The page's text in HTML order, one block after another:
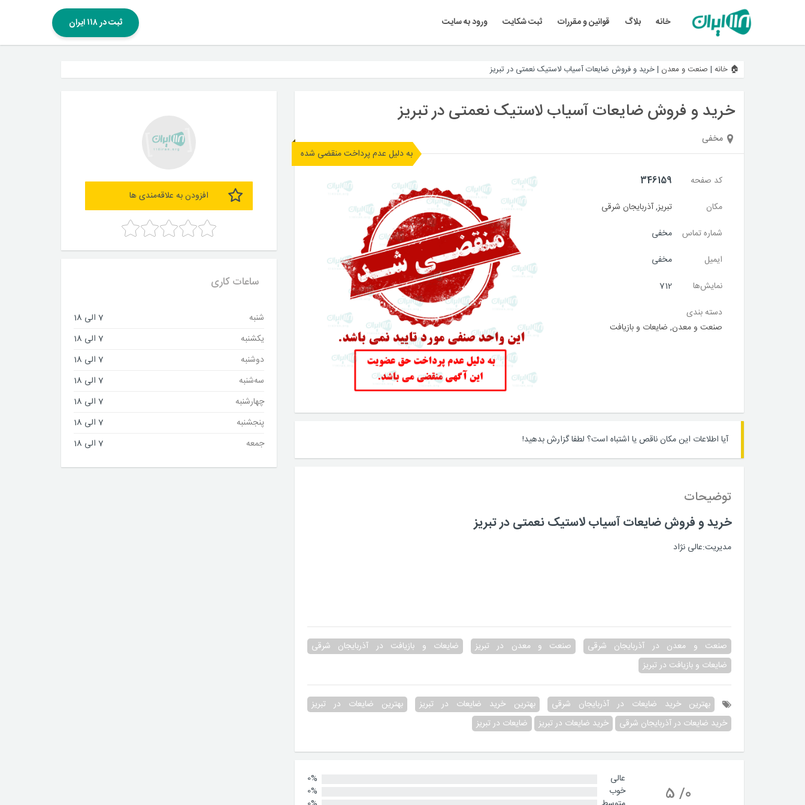
خانه بلاگ قوانین و مقررات ثبت شکایت ورود به سایت ثبت در ۱۱۸ ایران
🏠 خانه | صنعت و معدن |خرید و فروش ضایعات آسیاب لاستیک نعمتی در تبریز
خرید و فروش ضایعات آسیاب لاستیک نعمتی در تبریز
مخفی
به دلیل عدم پرداخت منقضی شده
کد صفحه
346159
مکان
تبریز,آذربایجان شرقی
شماره تماس
مخفی
ایمیل
مخفی
نمایش‌ها
712
دسته بندی
صنعت و معدن, ضایعات و بازیافت
آیا اطلاعات این مکان ناقص یا اشتباه است؟ لطفا گزارش بدهید!
توضیحات
خرید و فروش ضایعات آسیاب لاستیک نعمتی در تبریز
مدیریت:عالی نژاد
صنعت و معدن در آذربایجان شرقی صنعت و معدن در تبریز
ضایعات و بازیافت در آذربایجان شرقی
ضایعات و بازیافت در تبریز
بهترین خرید ضایعات در آذربایجان شرقی بهترین خرید ضایعات در تبریز
بهترین ضایعات در تبریز
خرید ضایعات در آذربایجان شرقی
خرید ضایعات در تبریز ضایعات در تبریز
0
/
5
عالی
0%
خوب
0%
افزودن به علاقه‌مندی ها
ساعات کاری
شنبه
7 الی 18
یکشنبه
7 الی 18
دوشنبه
7 الی 18
سه‌شنبه
7 الی 18
چهارشنبه
7 الی 18
پنجشنبه
7 الی 18
جمعه
7 الی 18